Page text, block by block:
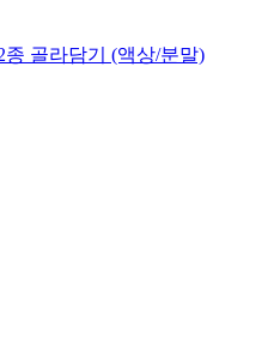
골라담기 (액상/분말)